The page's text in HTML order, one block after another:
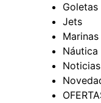
Goletas
Jets
Marinas
Náutica
Noticias